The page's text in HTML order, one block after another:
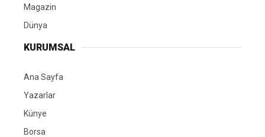
Magazin
Dünya
KURUMSAL
Ana Sayfa
Yazarlar
Künye
Borsa